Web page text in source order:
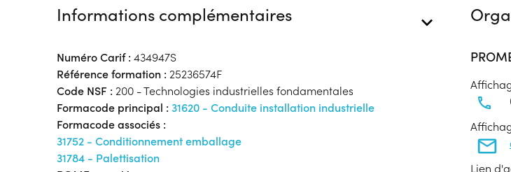
Informations complémentaires
Numéro Carif : 434947S
Référence formation : 25236574F
Code NSF : 200 - Technologies industrielles fondamentales
Formacode principal : 31620 - Conduite installation industrielle
Formacode associés :
31752 - Conditionnement emballage
31784 - Palettisation
Lien